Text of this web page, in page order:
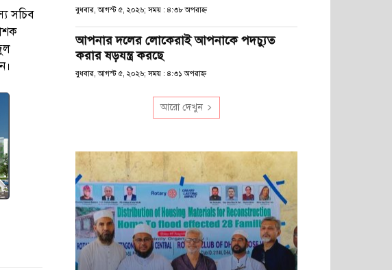
সচিব
বুধবার, আগস্ট ৫, ২০২৬; সময় : ৪:৩৮ অপরাহ্ণ
আপনার দলের লোকেরাই আপনাকে পদচ্যুত
করার ষড়যন্ত্র করছে
বুধবার, আগস্ট ৫, ২০২৬; সময় : ৪:৩১ অপরাহ্ণ
আরো দেখুন